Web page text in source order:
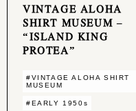
VINTAGE ALOHA
SHIRT MUSEUM –
“ISLAND KING
PROTEA”
#VINTAGE ALOHA SHIRT
MUSEUM
#EARLY 1950s